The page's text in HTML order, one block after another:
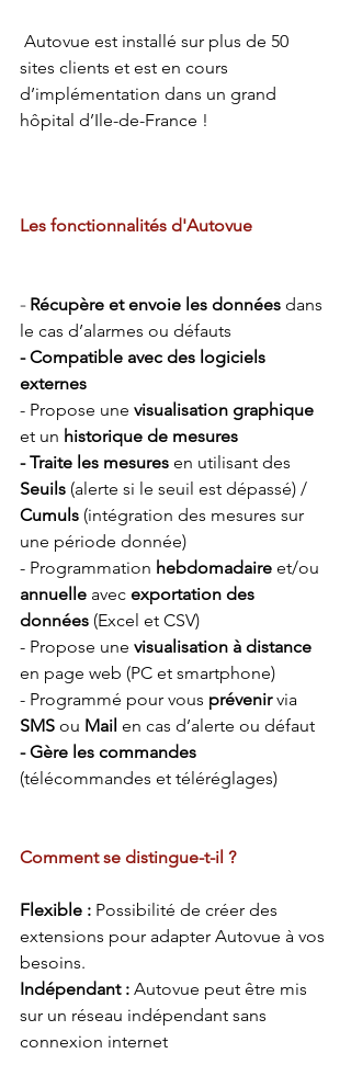
sites clients et est en cours
d’implémentation dans un grand
hôpital d’Ile-de-France !
Les fonctionnalités d'Autovue
- Récupère et envoie les données dans
le cas d’alarmes ou défauts
- Compatible avec des logiciels
externes
- Propose une visualisation graphique
et un historique de mesures
- Traite les mesures en utilisant des
Seuils (alerte si le seuil est dépassé) /
Cumuls (intégration des mesures sur
une période donnée)
- Programmation hebdomadaire et/ou
annuelle avec exportation des
données (Excel et CSV)
- Propose une visualisation à distance
en page web (PC et smartphone)
- Programmé pour vous prévenir via
SMS ou Mail en cas d’alerte ou défaut
- Gère les commandes
(télécommandes et téléréglages)
Comment se distingue-t-il ?
Flexible : Possibilité de créer des
extensions pour adapter Autovue à vos
besoins.
Indépendant : Autovue peut être mis
sur un réseau indépendant sans
connexion internet